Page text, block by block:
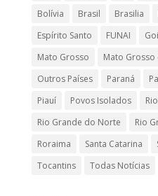
Bolívia
Brasil Brasilia
Espírito Santo
FUNAI
Mato Grosso
Mato Grosso
Outros Países
Paraná
Piauí
Povos Isolados
Rio Grande do Norte
Rio
Roraima
Santa Catarina
Tocantins
Todas Notícias